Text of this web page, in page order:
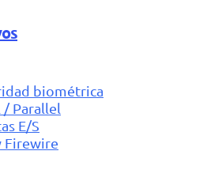
biométrica
/ Parallel
E/S
Firewire